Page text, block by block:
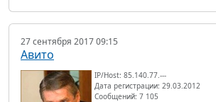
27 сентября 2017 09:15
Авито
IP/Host: 85.140.77.---
Дата регистрации: 29.03.2012
Сообщений: 7 105